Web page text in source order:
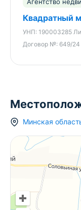
Хорошее место
загородной
Агентство
Квадратный
УНП: 190003285
Договор №: 649/
Минская